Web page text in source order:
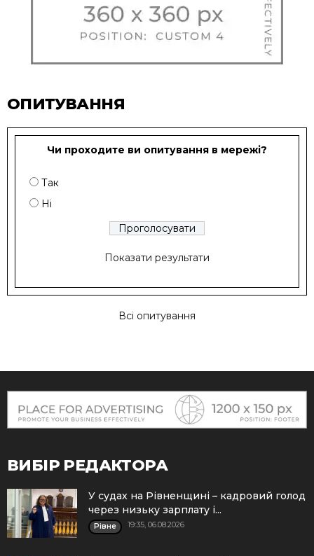
ОПИТУВАННЯ
Чи проходите ви опитування в мережі?
Так
Ні
Показати результати
Всі опитування
ВИБІР РЕДАКТОРА
У судах на Рівненщині – кадровий голод
через низьку зарплату і...
Рівне 19:35, 06.08.2026